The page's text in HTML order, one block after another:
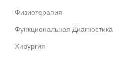
Физиотерапия
Функциональная Диагностика
Хирургия